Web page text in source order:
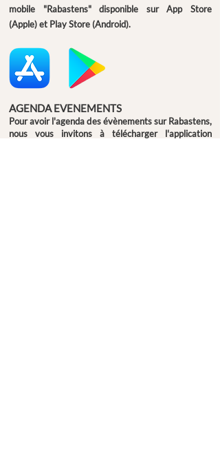
mobile "Rabastens" disponible sur App Store
(Apple) et Play Store (Android).
AGENDA EVENEMENTS
Pour avoir l'agenda des évènements sur Rabastens,
nous vous invitons à télécharger l'application